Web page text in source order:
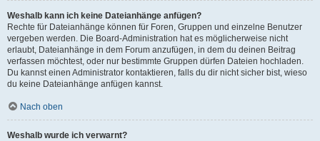
Weshalb kann ich keine Dateianhänge anfügen?
Rechte für Dateianhänge können für Foren, Gruppen und einzelne Benutzer
vergeben werden. Die Board-Administration hat es möglicherweise nicht
erlaubt, Dateianhänge in dem Forum anzufügen, in dem du deinen Beitrag
verfassen möchtest, oder nur bestimmte Gruppen dürfen Dateien hochladen.
Du kannst einen Administrator kontaktieren, falls du dir nicht sicher bist, wieso
du keine Dateianhänge anfügen kannst.
Nach oben
Weshalb wurde ich verwarnt?